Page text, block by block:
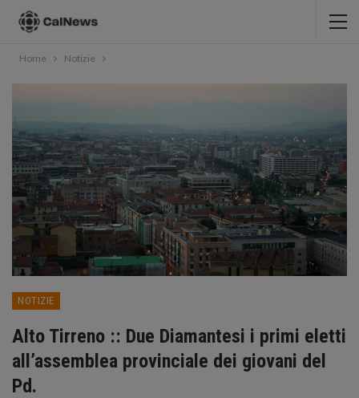
Home Notizie
NOTIZIE
Alto Tirreno :: Due Diamantesi i primi eletti
all’assemblea provinciale dei giovani del
Pd.